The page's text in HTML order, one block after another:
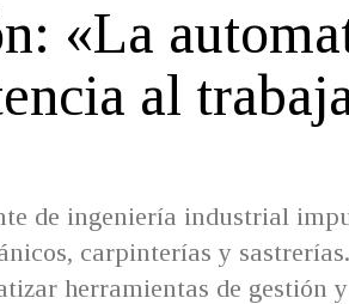
«La
al
de ingeniería industrial
carpinterías y
herramientas de gestión